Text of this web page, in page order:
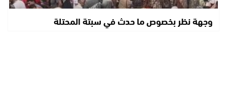
وجهة نظر بخصوص ما حدث في سبتة المحتلة